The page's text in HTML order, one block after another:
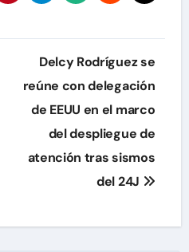
Delcy Rodríguez se
reúne con delegación
de EEUU en el marco
del despliegue de
atención tras sismos
del 24J